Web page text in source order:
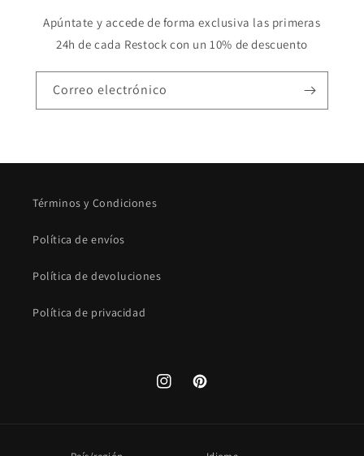
Apúntate y accede de forma exclusiva las primeras
24h de cada Restock con un 10% de descuento
Correo electrónico
Términos y Condiciones
Política de envíos
Política de devoluciones
Política de privacidad
InstagramPinterest